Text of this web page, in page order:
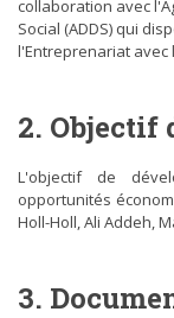
ADDS/
collaboration avec
Social (ADDS) qui
l'Entreprenariat
2. Objectif
L'objectif de
opportunités
Holl-Holl, Ali Addeh,
3.